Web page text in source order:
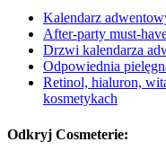
Kalendarz
After-party must-
Drzwi kalendarza
Odpowiednia
Retinol, hialuron,
kosmetykach
Odkryj Cosmeterie: